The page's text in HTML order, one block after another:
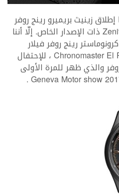
زينيث بريميرو رينج روفر
Zenith El Primero Range Rover ذات الإصدار الخاص. إلّا أننا
رينج روفر فيلار
Chronomaster El Primero Range Rover Velar ، للإحتفال
والذي ظهر للمرة الأولى